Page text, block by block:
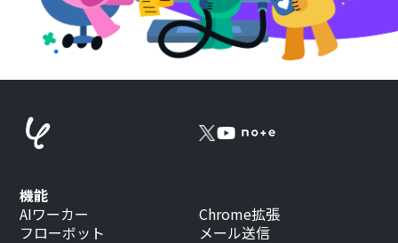
機能
AIワーカー
フローボット
Chrome拡張
メール送信